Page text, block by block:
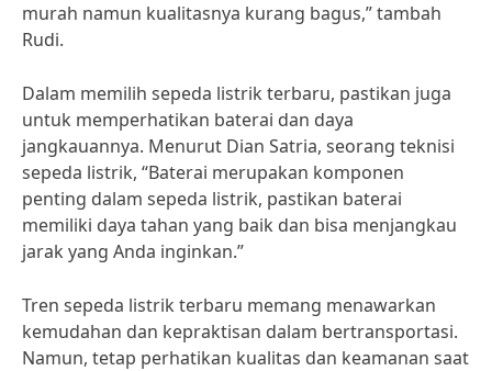
murah namun kualitasnya kurang bagus,” tambah
Rudi.
Dalam memilih sepeda listrik terbaru, pastikan juga
untuk memperhatikan baterai dan daya
jangkauannya. Menurut Dian Satria, seorang teknisi
sepeda listrik, “Baterai merupakan komponen
penting dalam sepeda listrik, pastikan baterai
memiliki daya tahan yang baik dan bisa menjangkau
jarak yang Anda inginkan.”
Tren sepeda listrik terbaru memang menawarkan
kemudahan dan kepraktisan dalam bertransportasi.
Namun, tetap perhatikan kualitas dan keamanan saat